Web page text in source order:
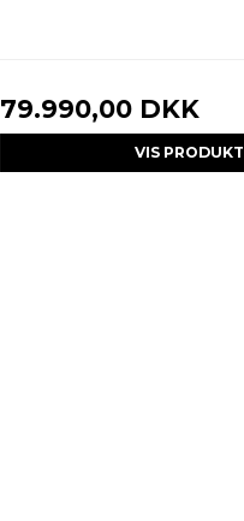
79.990,00 DKK
VIS PRODUKT